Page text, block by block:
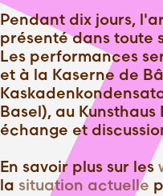
Pendant dix jours,
présenté dans toute
Les performances
et à la Kaserne de
Basel), au
échange et
En savoir plus sur les
la situation actuelle